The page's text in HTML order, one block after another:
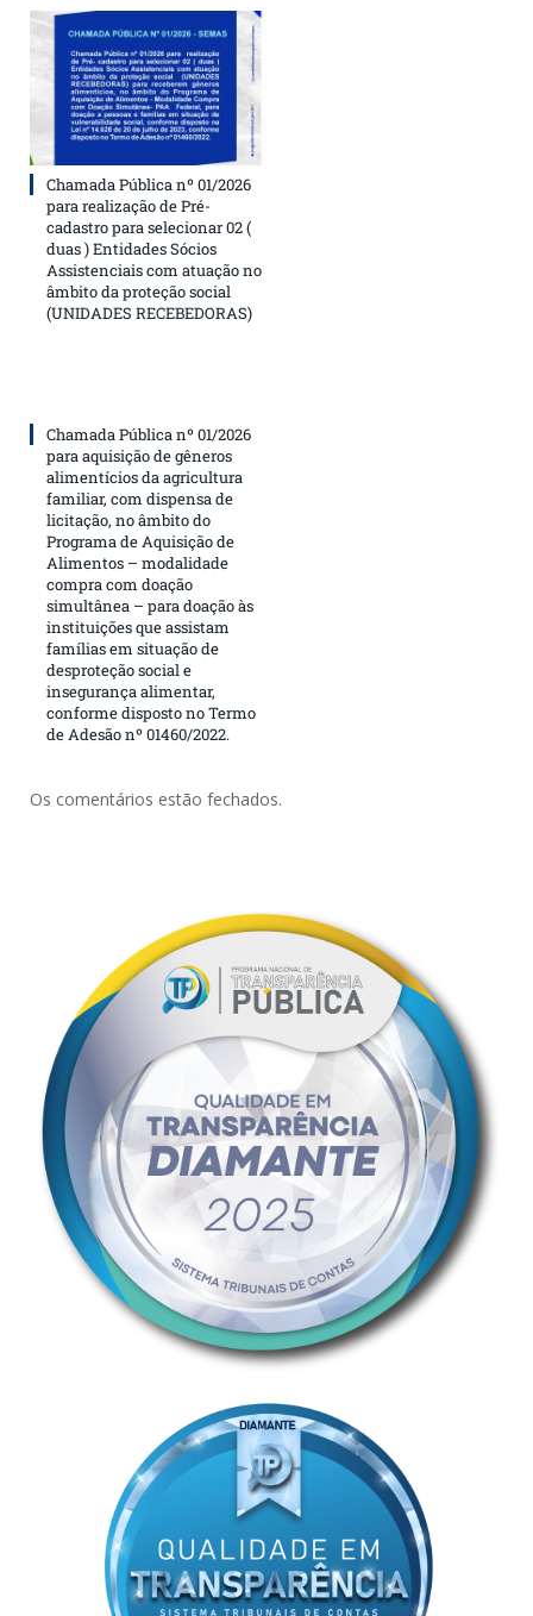
Chamada Pública nº 01/2026
para realização de Pré-
cadastro para selecionar 02 (
duas ) Entidades Sócios
Assistenciais com atuação no
âmbito da proteção social
(UNIDADES RECEBEDORAS)
Chamada Pública nº 01/2026
para aquisição de gêneros
alimentícios da agricultura
familiar, com dispensa de
licitação, no âmbito do
Programa de Aquisição de
Alimentos – modalidade
compra com doação
simultânea – para doação às
instituições que assistam
famílias em situação de
desproteção social e
insegurança alimentar,
conforme disposto no Termo
de Adesão nº 01460/2022.
Os comentários estão fechados.